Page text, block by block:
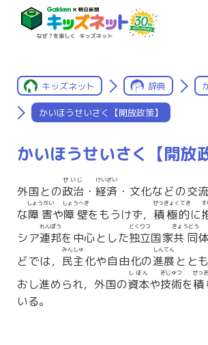
キッズネット 辞典
かいほうせいさく【開放政策】
かいほうせいさく【開放
外国との政治
せいじ
・ 経済
けいざい
・文化などの交
な障害
しょうがい
や障壁
しょうへき
をもうけず， 積極的
せっきょくてき
に
シア連邦
れんぽう
を中心とした独立
どくりつ
国家共同
きょうどう
どでは， 民主
みんしゅ
化や自由化の進展
しんてん
とと
おし進められ，外国の資本
しほん
や技術
ぎじゅつ
を
せっ
いる。